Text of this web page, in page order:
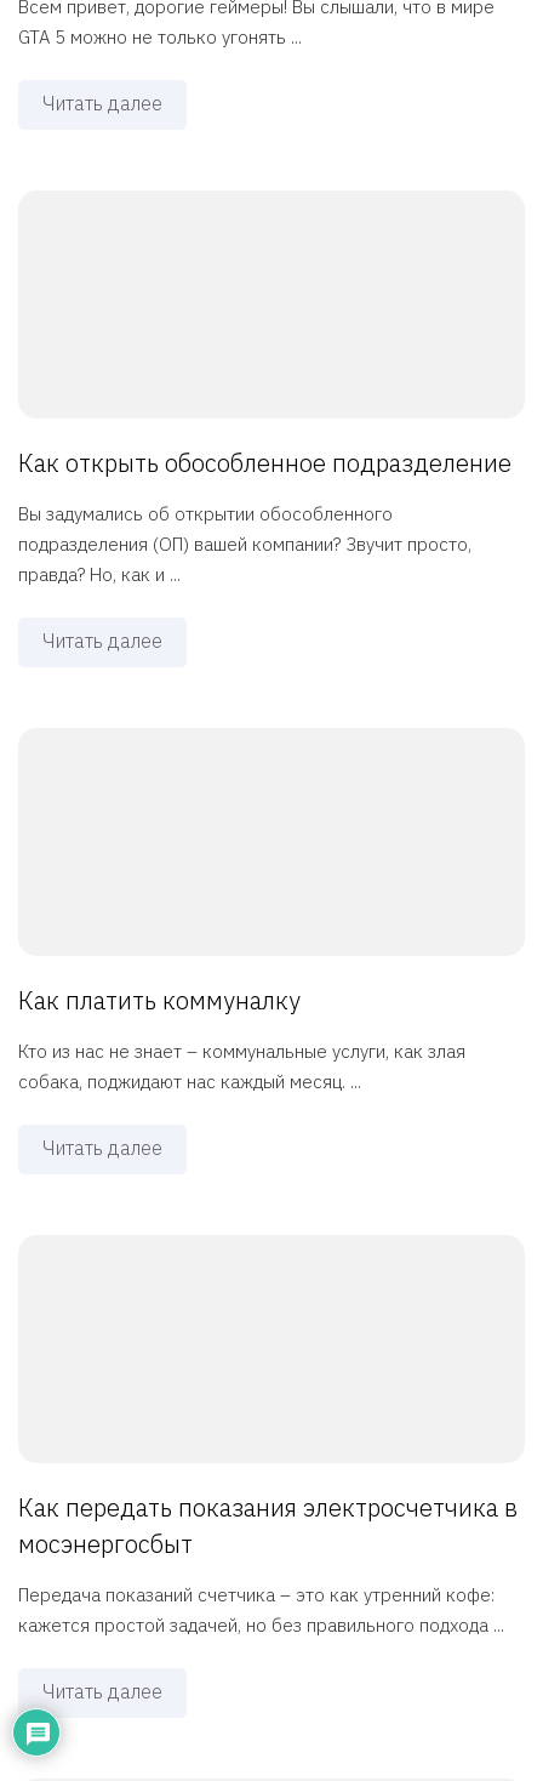
Всем привет, дорогие геймеры! Вы слышали, что в мире
GTA 5 можно не только угонять ...
Читать далее
Как открыть обособленное подразделение
Вы задумались об открытии обособленного
подразделения (ОП) вашей компании? Звучит просто,
правда? Но, как и ...
Читать далее
Как платить коммуналку
Кто из нас не знает – коммунальные услуги, как злая
собака, поджидают нас каждый месяц. ...
Читать далее
Как передать показания электросчетчика в
мосэнергосбыт
Передача показаний счетчика – это как утренний кофе:
кажется простой задачей, но без правильного подхода ...
Читать далее